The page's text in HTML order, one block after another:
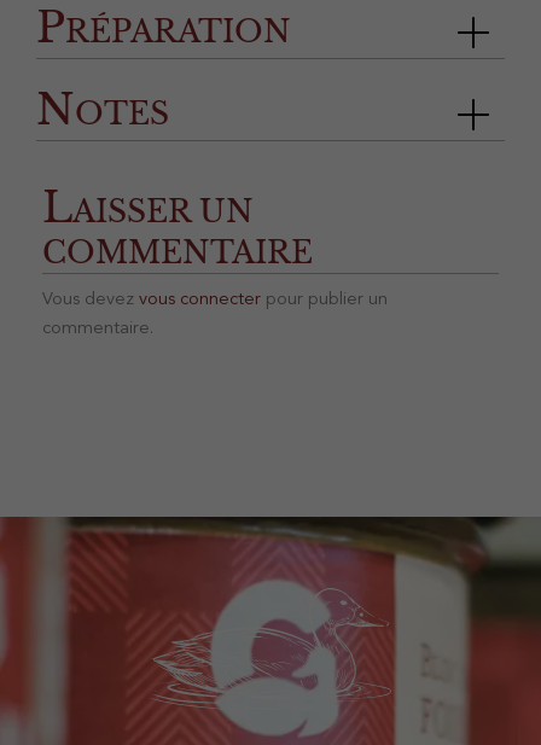
Préparation
Notes
LAISSER UN
COMMENTAIRE
Vous devez vous connecter pour publier un
commentaire.